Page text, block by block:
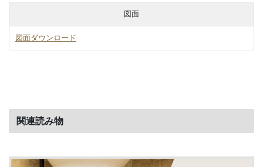
図面
図面ダウンロード
関連読み物